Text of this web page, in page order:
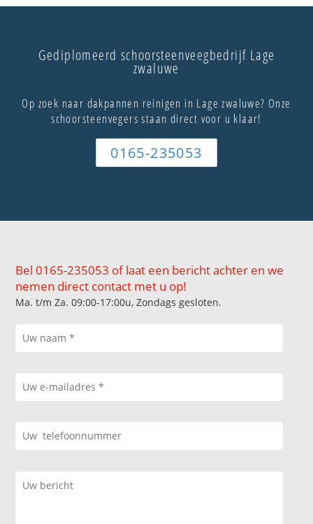
Gediplomeerd schoorsteenveegbedrijf Lage
zwaluwe
Op zoek naar dakpannen reinigen in Lage zwaluwe? Onze
schoorsteenvegers staan direct voor u klaar!
0165-235053
Bel 0165-235053 of laat een bericht achter en we
nemen direct contact met u op!
Ma. t/m Za. 09:00-17:00u, Zondags gesloten.